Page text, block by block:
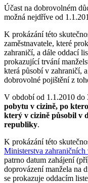
Účast na dobrovolném
možná nejdříve od
K prokázání této
zaměstnavatele, které
zahraničí, a dále oddací
prokazující trvání
která působí v zahraničí,
dobrovolné pojištění z
V období od 1.1.2010 do
pobytu v cizině, po
který v cizině působil v
republiky.
K prokázání této
Ministerstva
patrno datum zahájení
doprovázení manžela na
se prokazuje oddacím